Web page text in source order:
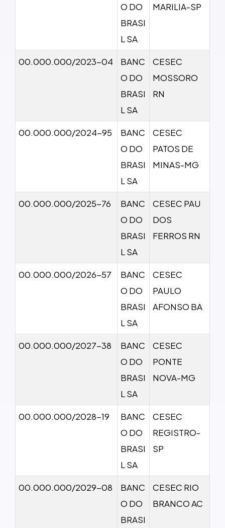
O DO
BRASI
L SA
MARILIA-SP
00.000.000/2023-04
BANC
O DO
BRASI
L SA
CESEC
MOSSORO
RN
00.000.000/2024-95
BANC
O DO
BRASI
L SA
CESEC
PATOS DE
MINAS-MG
00.000.000/2025-76
BANC
O DO
BRASI
L SA
CESEC PAU
DOS
FERROS RN
00.000.000/2026-57
BANC
O DO
BRASI
L SA
CESEC
PAULO
AFONSO BA
00.000.000/2027-38
BANC
O DO
BRASI
L SA
CESEC
PONTE
NOVA-MG
00.000.000/2028-19
BANC
O DO
BRASI
L SA
CESEC
REGISTRO-
SP
00.000.000/2029-08
BANC
O DO
BRASI
CESEC RIO
BRANCO AC